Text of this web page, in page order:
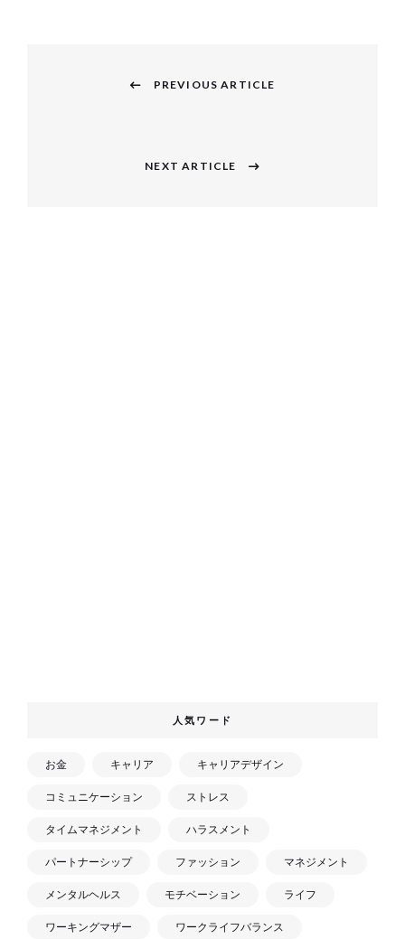
PREVIOUS ARTICLE
NEXT ARTICLE
人気ワード
お金 キャリア キャリアデザイン
コミュニケーション ストレス
タイムマネジメント ハラスメント
パートナーシップ ファッション マネジメント
メンタルヘルス モチベーション ライフ
ワーキングマザー ワークライフバランス